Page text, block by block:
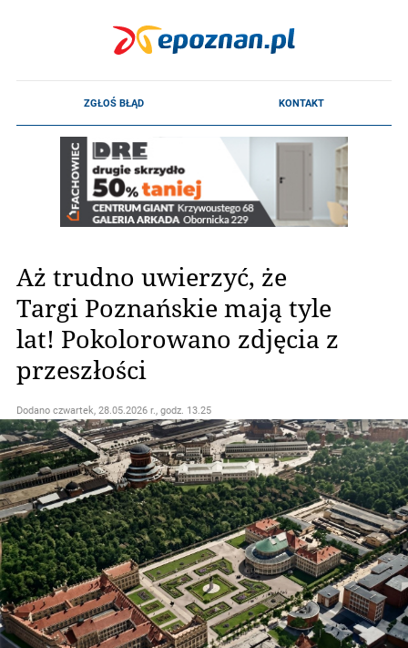
Aż trudno uwierzyć, że
Targi Poznańskie mają tyle
lat! Pokolorowano zdjęcia z
przeszłości
Dodano czwartek, 28.05.2026 r., godz. 13.25